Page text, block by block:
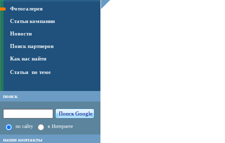
Фотогалерея
Статьи компании
Новости
Поиск партнеров
Как нас найти
Статьи по теме
поиск
по сайту в Интернете
наши контакты